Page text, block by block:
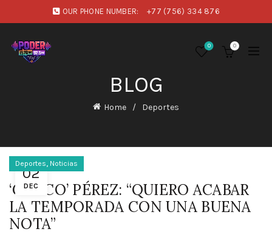
OUR PHONE NUMBER: +77 (756) 334 876
0 0
BLOG
Home Deportes
02
DEC
Deportes, Noticias
‘CHECO’ PÉREZ: “QUIERO ACABAR
LA TEMPORADA CON UNA BUENA
NOTA”